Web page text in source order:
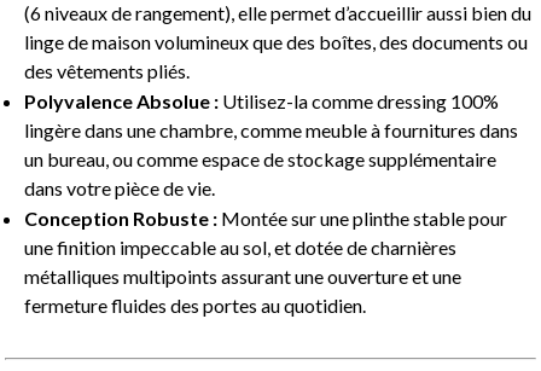
(6 niveaux de rangement), elle permet d’accueillir aussi bien du
linge de maison volumineux que des boîtes, des documents ou
des vêtements pliés.
Polyvalence Absolue : Utilisez-la comme dressing 100%
lingère dans une chambre, comme meuble à fournitures dans
un bureau, ou comme espace de stockage supplémentaire
dans votre pièce de vie.
Conception Robuste : Montée sur une plinthe stable pour
une finition impeccable au sol, et dotée de charnières
métalliques multipoints assurant une ouverture et une
fermeture fluides des portes au quotidien.